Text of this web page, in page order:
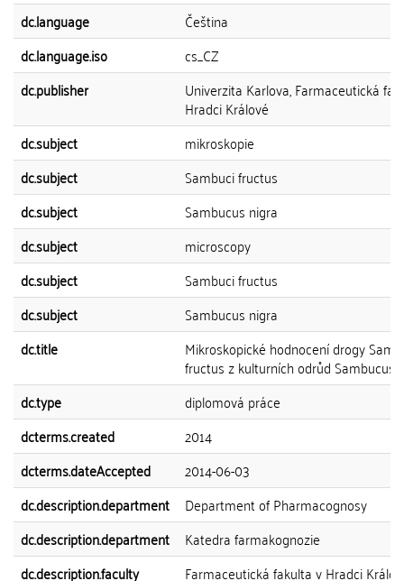
dc.language
Čeština
dc.language.iso
cs_CZ
dc.publisher
Univerzita Karlova, Farmaceutická
Hradci Králové
dc.subject
mikroskopie
dc.subject
Sambuci fructus
dc.subject
Sambucus nigra
dc.subject
microscopy
dc.subject
Sambuci fructus
dc.subject
Sambucus nigra
dc.title
Mikroskopické hodnocení drogy
fructus z kulturních odrůd Sambucus
dc.type
diplomová práce
dcterms.created
2014
dcterms.dateAccepted
2014-06-03
dc.description.department
Department of Pharmacognosy
dc.description.department
Katedra farmakognozie
dc.description.faculty
Farmaceutická fakulta v Hradci